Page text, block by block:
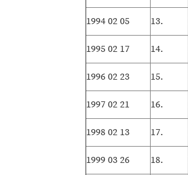
1994 02 05 13.
1995 02 17 14.
1996 02 23 15.
1997 02 21 16.
1998 02 13 17.
1999 03 26 18.